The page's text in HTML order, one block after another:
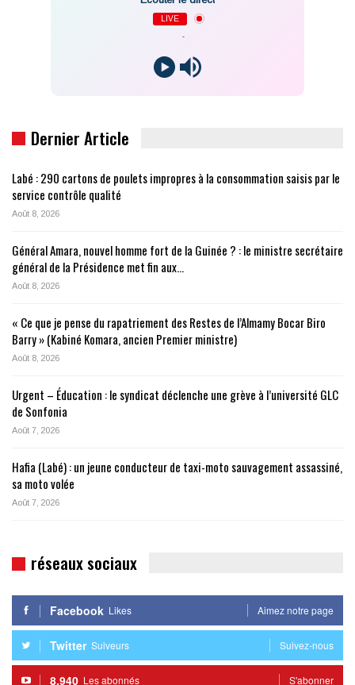
LIVE
Dernier Article
Labé : 290 cartons de poulets impropres à la consommation saisis par le
service contrôle qualité
Août 8, 2026
Général Amara, nouvel homme fort de la Guinée ? : le ministre secrétaire
général de la Présidence met fin aux…
Août 8, 2026
« Ce que je pense du rapatriement des Restes de l’Almamy Bocar Biro
Barry » (Kabiné Komara, ancien Premier ministre)
Août 8, 2026
Urgent – Éducation : le syndicat déclenche une grève à l’université GLC
de Sonfonia
Août 7, 2026
Hafia (Labé) : un jeune conducteur de taxi-moto sauvagement assassiné,
sa moto volée
Août 7, 2026
réseaux sociaux
Facebook Likes Aimez notre page
Twitter Suiveurs Suivez-nous
8,940 Les abonnés S'abonner